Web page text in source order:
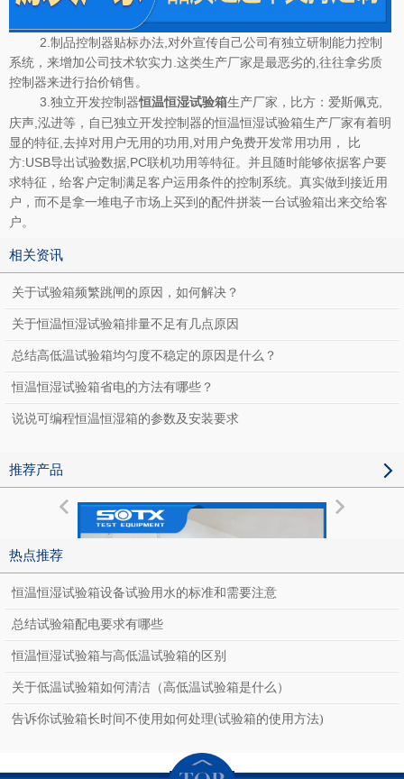
2.制品控制器贴标办法,对外宣传自己公司有独立研制能力控制
系统，来增加公司技术软实力.这类生产厂家是最恶劣的,往往拿劣质
控制器来进行抬价销售。
3.独立开发控制器恒温恒湿试验箱生产厂家，比方：爱斯佩克,
庆声,泓进等，自已独立开发控制器的恒温恒湿试验箱生产厂家有着明
显的特征,去掉对用户无用的功用,对用户免费开发常用功用， 比
方:USB导出试验数据,PC联机功用等特征。并且随时能够依据客户要
求特征，给客户定制满足客户运用条件的控制系统。真实做到接近用
户，而不是拿一堆电子市场上买到的配件拼装一台试验箱出来交给客
户。
相关资讯
关于试验箱频繁跳闸的原因，如何解决？
关于恒温恒湿试验箱排量不足有几点原因
总结高低温试验箱均匀度不稳定的原因是什么？
恒温恒湿试验箱省电的方法有哪些？
说说可编程恒温恒湿箱的参数及安装要求
推荐产品
恒温恒湿老化房
热点推荐
恒温恒湿试验箱设备试验用水的标准和需要注意
总结试验箱配电要求有哪些
恒温恒湿试验箱与高低温试验箱的区别
关于低温试验箱如何清洁（高低温试验箱是什么）
告诉你试验箱长时间不使用如何处理(试验箱的使用方法)